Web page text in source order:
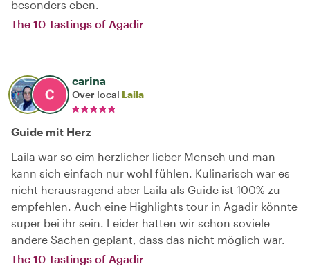
besonders eben.
The 10 Tastings of Agadir
carina
Over local Laila
Guide mit Herz
Laila war so eim herzlicher lieber Mensch und man
kann sich einfach nur wohl fühlen. Kulinarisch war es
nicht herausragend aber Laila als Guide ist 100% zu
empfehlen. Auch eine Highlights tour in Agadir könnte
super bei ihr sein. Leider hatten wir schon soviele
andere Sachen geplant, dass das nicht möglich war.
The 10 Tastings of Agadir